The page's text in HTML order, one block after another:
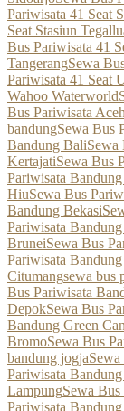
Pariwisata 41 Seat
Seat Stasiun
Bus Pariwisata 41
TangerangSewa
Pariwisata 41 Seat
Wahoo Waterworld
Bus Pariwisata
bandungSewa Bus
Bandung BaliSewa
KertajatiSewa Bus
Pariwisata
HiuSewa Bus
Bandung Bekasi
Pariwisata
BruneiSewa Bus
Pariwisata
Citumangsewa bus
Bus Pariwisata
DepokSewa Bus
Bandung Green
BromoSewa Bus
bandung jogja
Pariwisata
LampungSewa
Pariwisata